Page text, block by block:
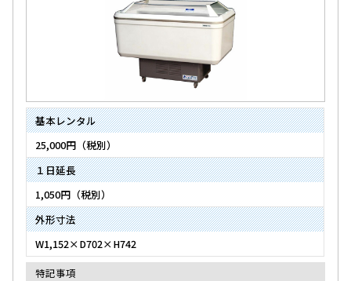
基本レンタル
25,000円（税別）
１日延長
1,050円（税別）
外形寸法
W1,152×D702×H742
特記事項